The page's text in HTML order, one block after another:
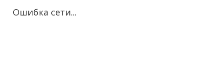
Ошибка сети...